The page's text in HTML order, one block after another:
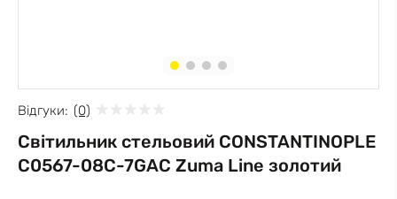
Відгуки: (0)
Світильник стельовий CONSTANTINOPLE
C0567-08C-7GAC Zuma Line золотий